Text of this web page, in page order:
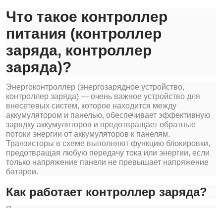
Что такое контроллер
питания (контроллер
заряда, контроллер
заряда)?
Энергоконтроллер (энергозарядное устройство,
контроллер заряда) — очень важное устройство для
внесетевых систем, которое находится между
аккумулятором и панелью, обеспечивает эффективную
зарядку аккумуляторов и предотвращает обратные
потоки энергии от аккумуляторов к панелям.
Транзисторы в схеме выполняют функцию блокировки,
предотвращая любую передачу тока или энергии, если
только напряжение панели не превышает напряжение
батареи.
Как работает контроллер заряда?